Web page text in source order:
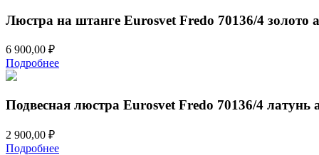
Люстра на штанге Eurosvet Fredo 70136/4 золото
6 900,00 ₽
Подробнее
Подвесная люстра Eurosvet Fredo 70136/4 латунь
2 900,00 ₽
Подробнее